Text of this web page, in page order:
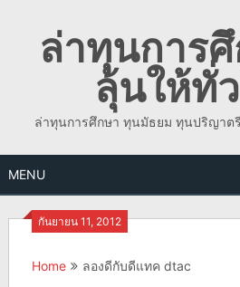
contentล่าทุนการ
ลุ้นให้ทั่
ล่าทุนการศึกษา ทุนมัธยม ทุนปริญาต
MENU
กันยายน 11, 2012
Home ลองดีกับดีแทค dtac